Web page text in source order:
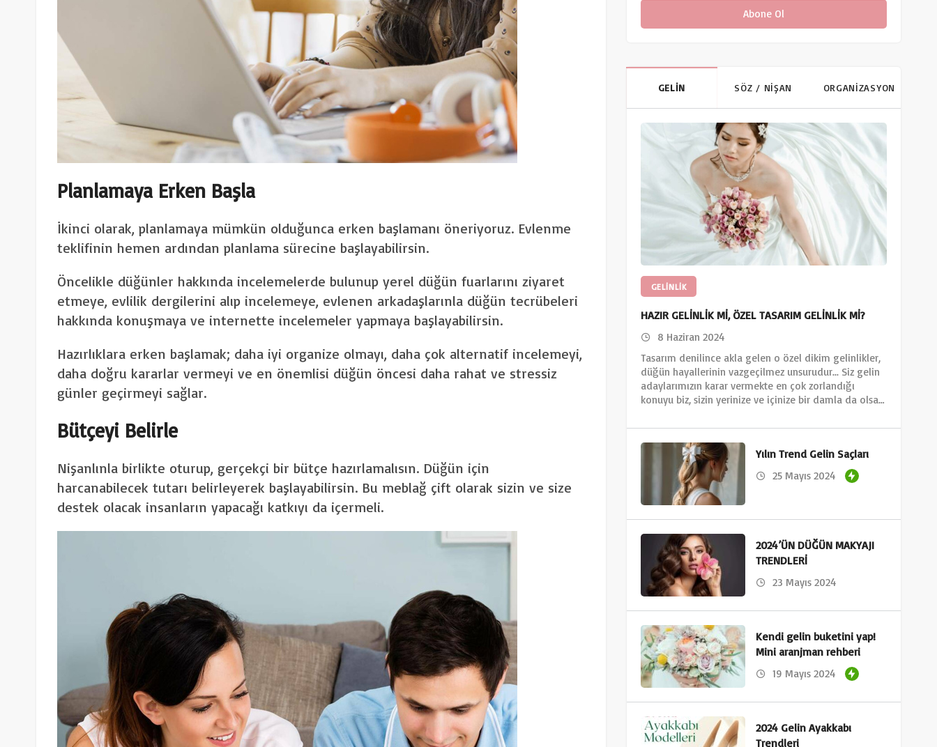
Planlamaya Erken Başla
İkinci olarak, planlamaya mümkün olduğunca erken başlamanı öneriyoruz. Evlenme
teklifinin hemen ardından planlama sürecine başlayabilirsin.
Öncelikle düğünler hakkında incelemelerde bulunup yerel düğün fuarlarını ziyaret
etmeye, evlilik dergilerini alıp incelemeye, evlenen arkadaşlarınla düğün tecrübeleri
hakkında konuşmaya ve internette incelemeler yapmaya başlayabilirsin.
Hazırlıklara erken başlamak; daha iyi organize olmayı, daha çok alternatif incelemeyi,
daha doğru kararlar vermeyi ve en önemlisi düğün öncesi daha rahat ve stressiz
günler geçirmeyi sağlar.
Bütçeyi Belirle
Nişanlınla birlikte oturup, gerçekçi bir bütçe hazırlamalısın. Düğün için
harcanabilecek tutarı belirleyerek başlayabilirsin. Bu meblağ çift olarak sizin ve size
destek olacak insanların yapacağı katkıyı da içermeli.
GELİN SÖZ / NİŞAN ORGANİZASYON
GELINLIK
HAZIR GELİNLİK Mİ, ÖZEL TASARIM GELİNLİK Mİ?
8 Haziran 2024
Tasarım denilince akla gelen o özel dikim gelinlikler,
düğün hayallerinin vazgeçilmez unsurudur... Siz gelin
adaylarımızın karar vermekte en çok zorlandığı
konuyu biz, sizin yerinize ve içinize bir damla da olsa…
Yılın Trend Gelin Saçları
25 Mayıs 2024
2024’ÜN DÜĞÜN MAKYAJI
TRENDLERİ
23 Mayıs 2024
Kendi gelin buketini yap!
Mini aranjman rehberi
19 Mayıs 2024
2024 Gelin Ayakkabı
Trendleri